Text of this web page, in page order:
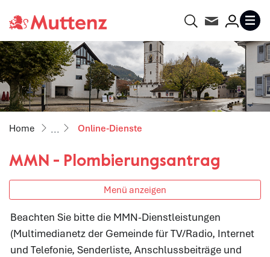
zur Startseite
Direkt zur Hauptnavigation
Direkt zum Inhalt
Direkt zur Suche
Direkt zum Stichwortverzeichnis
Gemeinde Muttenz
Online-Dienste
MMN - Plombierungsantrag
Menü anzeigen
Beachten Sie bitte die MMN-Dienstleistungen
(Multimedianetz der Gemeinde für TV/Radio, Internet
und Telefonie, Senderliste, Anschlussbeiträge und
Zugehörige Objekte